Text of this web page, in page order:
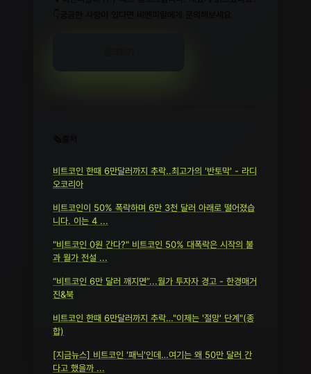
비트코인 한때 6만달러까지 추락..최고가의 '반토막' - 라디
오코리아
비트코인이 50% 폭락하며 6만 3천 달러 아래로 떨어졌습
니다. 이는 4 ...
"비트코인 0원 간다?" 비트코인 50% 대폭락은 시작의 불
과 월가 전설 ...
“비트코인 6만 달러 깨지면”...월가 투자자 경고 - 한경매거
진&북
비트코인 한때 6만달러까지 추락…"이제는 '절망' 단계"(종
합)
[지금뉴스] 비트코인 '패닉'인데…여기는 왜 50만 달러 간
다고 했을까 ...